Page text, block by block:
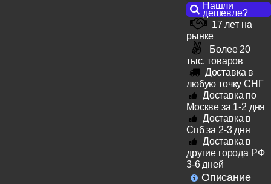
Нашли
дешевле?
17 лет на
рынке
Более 20
тыс. товаров
Доставка в
любую точку СНГ
Доставка по
Москве за 1-2 дня
Доставка в
Спб за 2-3 дня
Доставка в
другие города РФ
3-6 дней
Описание